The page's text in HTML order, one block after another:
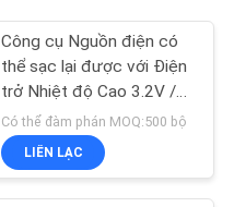
Công cụ Nguồn điện có
thể sạc lại được với Điện
trở Nhiệt độ Cao 3.2V /
3.7V / 7.4V
Có thể đàm phán MOQ:500 bộ
LIÊN LẠC